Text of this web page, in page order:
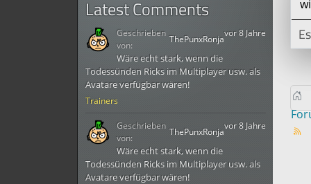
Latest Comments
Trainers
vor 8 Jahre
Wäre echt stark, wenn die
Todessünden Ricks im Multiplayer usw. als
Avatare verfügbar wären!
Geschrieben
von:
ThePunxRonja
vor 8 Jahre
Wäre echt stark, wenn die
Todessünden Ricks im Multiplayer usw. als
Avatare verfügbar wären!
Geschrieben
von:
ThePunxRonja